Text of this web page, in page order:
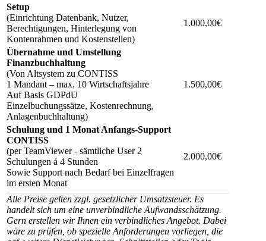
Setup
(Einrichtung Datenbank, Nutzer,
Berechtigungen, Hinterlegung von
Kontenrahmen und Kostenstellen)
1.000,00€
Übernahme und Umstellung
Finanzbuchhaltung
(Von Altsystem zu CONTISS
1 Mandant – max. 10 Wirtschaftsjahre
Auf Basis GDPdU
Einzelbuchungssätze, Kostenrechnung,
Anlagenbuchhaltung)
1.500,00€
Schulung und 1 Monat Anfangs-Support
CONTISS
(per TeamViewer - sämtliche User 2
Schulungen á 4 Stunden
Sowie Support nach Bedarf bei Einzelfragen
im ersten Monat
2.000,00€
Alle Preise gelten zzgl. gesetzlicher Umsatzsteuer. Es
handelt sich um eine unverbindliche Aufwandsschätzung.
Gern erstellen wir Ihnen ein verbindliches Angebot. Dabei
wäre zu prüfen, ob spezielle Anforderungen vorliegen, die